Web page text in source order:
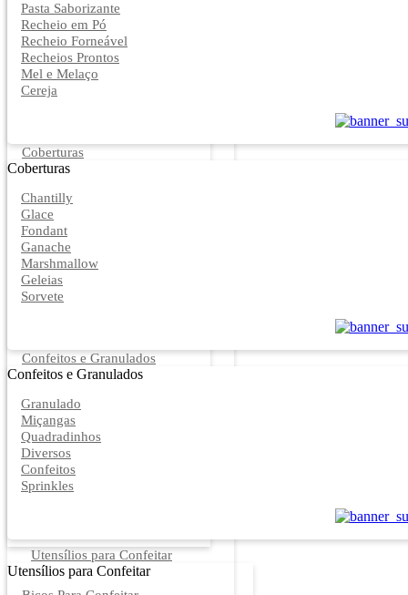
Pasta Saborizante
Recheio em Pó
Recheio Forneável
Recheios Prontos
Mel e Melaço
Cereja
Coberturas
Coberturas
Chantilly
Glace
Fondant
Ganache
Marshmallow
Geleias
Sorvete
Confeitos e Granulados
Confeitos e Granulados
Granulado
Miçangas
Quadradinhos
Diversos
Confeitos
Sprinkles
Utensílios para Confeitar
Utensílios para Confeitar